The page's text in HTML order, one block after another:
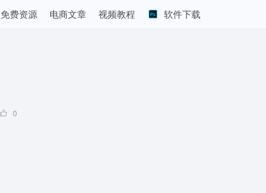
免费资源 电商文章 视频教程 软件下载
0